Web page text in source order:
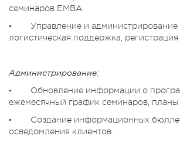
семинаров ЕМВА.
• Управление и администрирование
логистическая поддержка,
Администрирование:
• Обновление информации о
ежемесячный график семинаров, планы
• Создание информационных
осведомления клиентов.